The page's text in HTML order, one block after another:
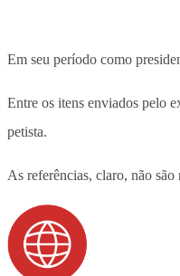
Em seu período como
Entre os itens enviados pelo
petista.
As referências, claro, não são